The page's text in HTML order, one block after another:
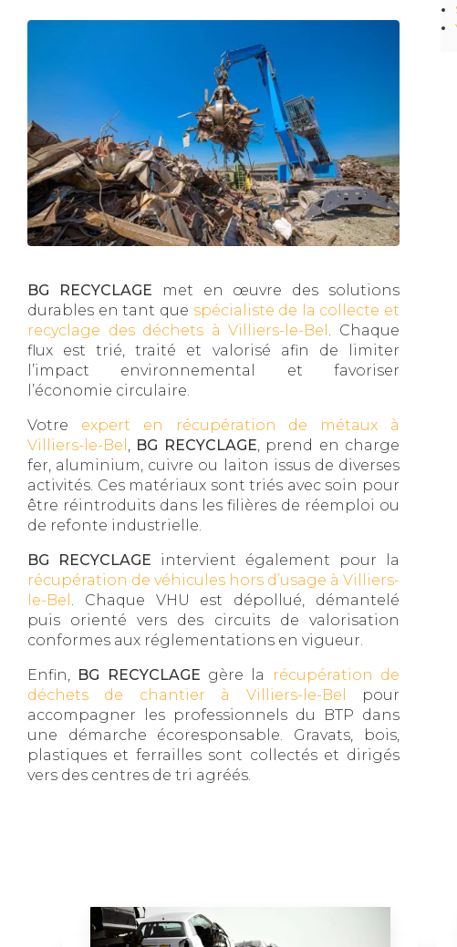
BG RECYCLAGE met en œuvre des solutions
durables en tant que spécialiste de la collecte et
recyclage des déchets à Villiers-le-Bel . Chaque
flux est trié, traité et valorisé afin de limiter
l’impact environnemental et favoriser
l’économie circulaire.
Votre expert en récupération de métaux à
Villiers-le-Bel , BG RECYCLAGE, prend en charge
fer, aluminium, cuivre ou laiton issus de diverses
activités. Ces matériaux sont triés avec soin pour
être réintroduits dans les filières de réemploi ou
de refonte industrielle.
BG RECYCLAGE intervient également pour la
récupération de véhicules hors d’usage à Villiers-
le-Bel . Chaque VHU est dépollué, démantelé
puis orienté vers des circuits de valorisation
conformes aux réglementations en vigueur.
Enfin, BG RECYCLAGE gère la
récupération de
déchets de chantier à Villiers-le-Bel
pour
accompagner les professionnels du BTP dans
une démarche écoresponsable. Gravats, bois,
plastiques et ferrailles sont collectés et dirigés
vers des centres de tri agréés.